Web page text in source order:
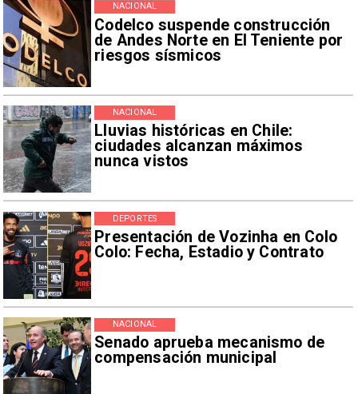
Codelco suspende construcción
de Andes Norte en El Teniente por
riesgos sísmicos
NACIONAL
Lluvias históricas en Chile:
ciudades alcanzan máximos
nunca vistos
NACIONAL
Presentación de Vozinha en Colo
Colo: Fecha, Estadio y Contrato
DEPORTES
Senado aprueba mecanismo de
compensación municipal
NACIONAL